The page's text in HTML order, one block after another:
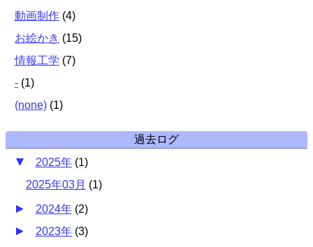
動画制作 (4)
お絵かき (15)
情報工学 (7)
- (1)
(none) (1)
過去ログ
2025年 (1)
2025年03月 (1)
2024年 (2)
2023年 (3)